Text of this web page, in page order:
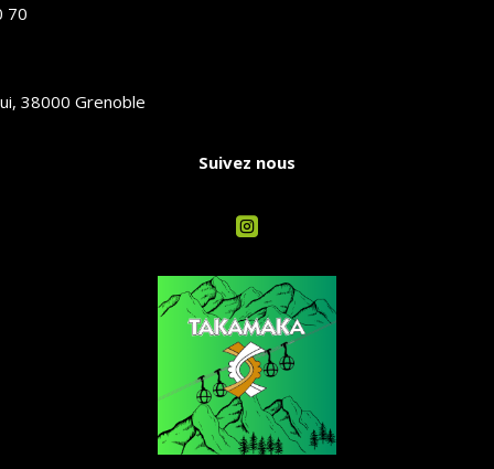
70
38000 Grenoble
Suivez nous
